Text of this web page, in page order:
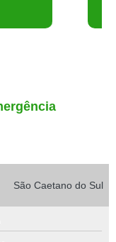
São Caetano do Sul